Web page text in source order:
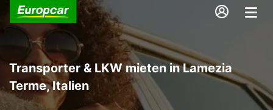
Transporter & LKW mieten in Lamezia
Terme, Italien